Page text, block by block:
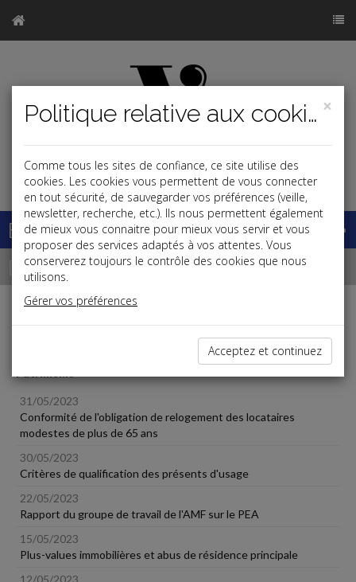
Base documentaire
Dépêches
Liste des dernières dépêches
31/05/2023
Conformité de l'obligation de relogement des locataires
modestes de plus de 65 ans
30/05/2023
Critères de qualification des présents d'usage
22/05/2023
Rapport du groupe de travail de l'AMF sur le PEA
15/05/2023
Plus-values immobilières et abus de résidence principale
12/05/2023
×
Politique relative aux cookies
Comme tous les sites de confiance, ce site utilise des
cookies. Les cookies vous permettent de vous connecter
en tout sécurité, de sauvegarder vos préférences (veille,
newsletter, recherche, etc.). Ils nous permettent également
de mieux vous connaitre pour mieux vous servir et vous
proposer des services adaptés à vos attentes. Vous
conserverez toujours le contrôle des cookies que nous
utilisons.
Gérer vos préférences
Acceptez et continuez